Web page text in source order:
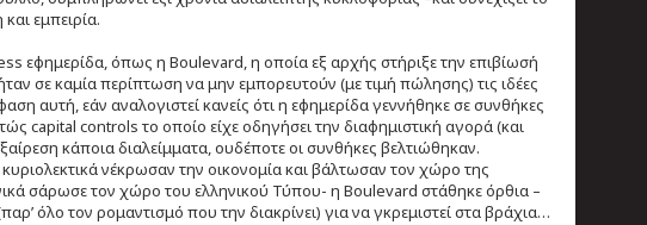
εμπειρία.
εφημερίδα, όπως η Boulevard, η οποία εξ αρχής στήριξε την επιβίωσή
σε καμία περίπτωση να μην εμπορευτούν (με τιμή πώλησης) τις ιδέες
αυτή, εάν αναλογιστεί κανείς ότι η εφημερίδα γεννήθηκε σε συνθήκες
capital controls το οποίο είχε οδηγήσει την διαφημιστική αγορά (και
κάποια διαλείμματα, ουδέποτε οι συνθήκες βελτιώθηκαν.
νέκρωσαν την οικονομία και βάλτωσαν τον χώρο της
σάρωσε τον χώρο του ελληνικού Τύπου- η Boulevard στάθηκε όρθια –
όλο τον ρομαντισμό που την διακρίνει) για να γκρεμιστεί στα βράχια…